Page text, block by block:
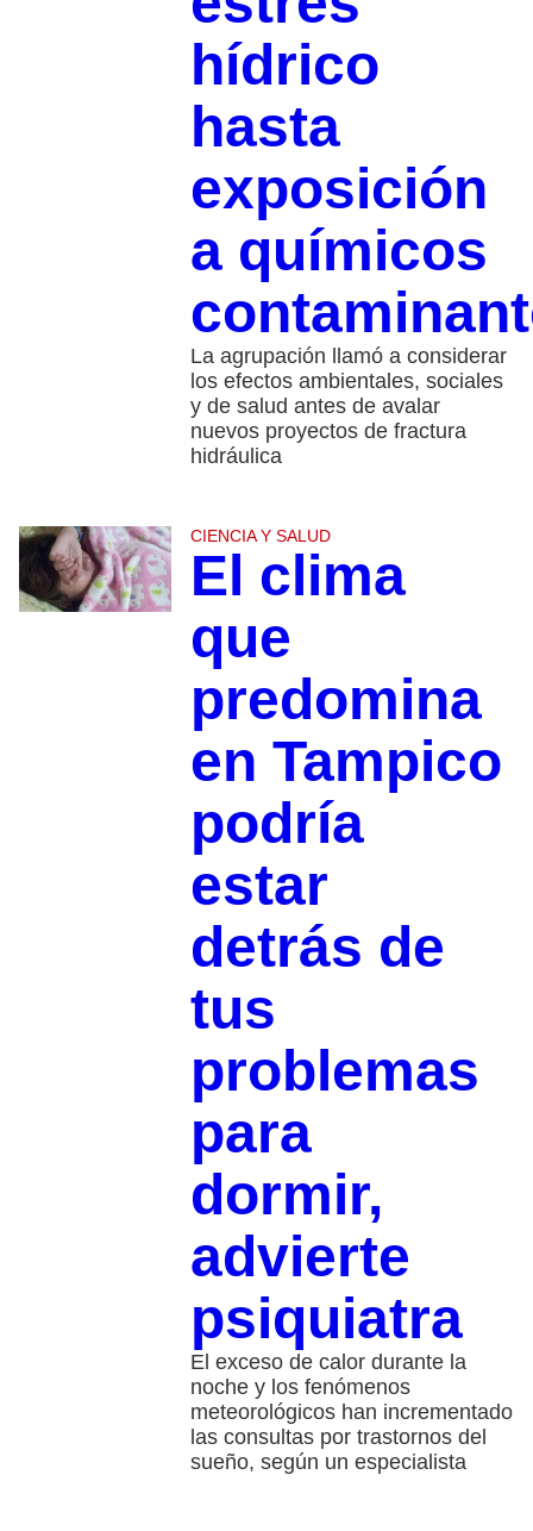
hídrico
hasta
exposición
a químicos
La agrupación llamó a considerar
los efectos ambientales, sociales
y de salud antes de avalar
nuevos proyectos de fractura
hidráulica
CIENCIA Y SALUD
El clima
que
predomina
en Tampico
podría
estar
detrás de
tus
problemas
para
dormir,
advierte
psiquiatra
El exceso de calor durante la
noche y los fenómenos
meteorológicos han incrementado
las consultas por trastornos del
sueño, según un especialista